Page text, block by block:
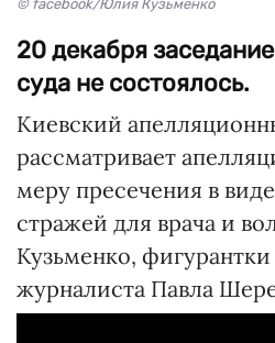
© facebook/Юлия Кузьменко
20 декабря
суда не состоялось.
Киевский
рассматривает
меру пресечения в
стражей для врача и
Кузьменко,
журналиста Павла